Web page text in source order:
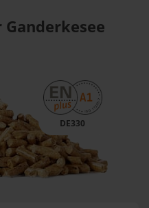
DE330